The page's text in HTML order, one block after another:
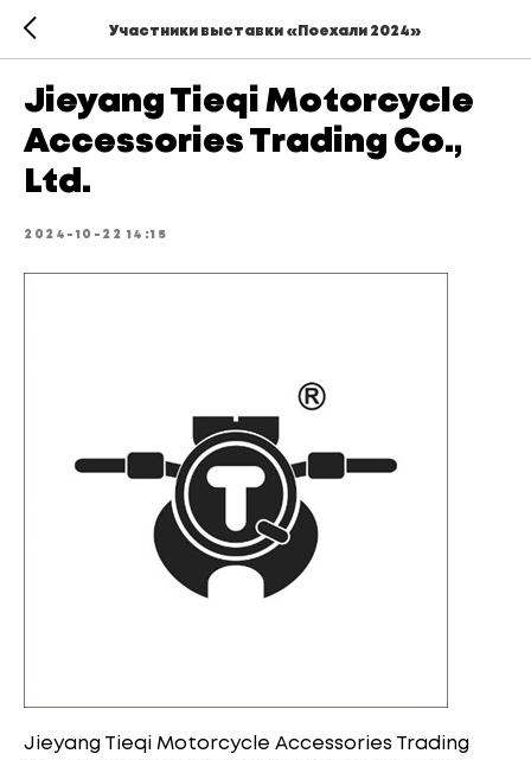
Участники выставки «Поехали 2024»
Jieyang Tieqi Motorcycle
Accessories Trading Co.,
Ltd.
2024-10-22 14:15
Jieyang Tieqi Motorcycle Accessories Trading